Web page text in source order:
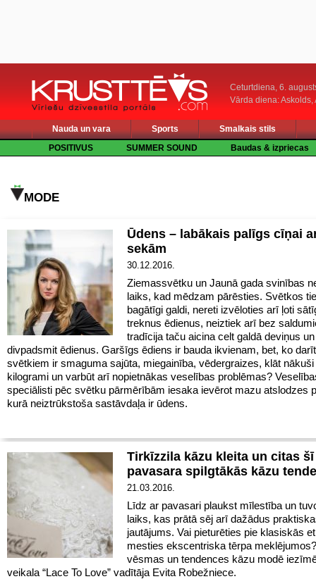
Ceturtdiena, 6.
Vārda diena: Askolds,
Nauda un vara Sports
Smalkais stils
POSITIVUS
SUMMER SOUND Baudas & izpriecas
MODE
Ūdens – labākais palīgs cīņai
sekām
30.12.2016.
Ziemassvētku un Jaunā gada svinības
laiks, kad mēdzam pārēsties. Svētkos
bagātīgi galdi, nereti izvēloties arī ļoti
treknus ēdienus, neiztiek arī bez
tradīcija taču aicina celt galdā deviņus
divpadsmit ēdienus. Garšīgs ēdiens ir bauda ikvienam, bet, ko
svētkiem ir smaguma sajūta, miegainība, vēdergraizes, klāt nākuši
kilogrami un varbūt arī nopietnākas veselības problēmas?
speciālisti pēc svētku pārmērībām iesaka ievērot mazu atslodzes
kurā neiztrūkstoša sastāvdaļa ir ūdens.
Tirkīzzila kāzu kleita un citas šī
pavasara spilgtākās kāzu
21.03.2016.
Līdz ar pavasari plaukst mīlestība un
laiks, kas prātā sēj arī dažādus
jautājums. Vai pieturēties pie klasiskās
mesties ekscentriska tērpa
vēsmas un tendences kāzu modē
veikala “Lace To Love” vadītāja Evita Robežniece.